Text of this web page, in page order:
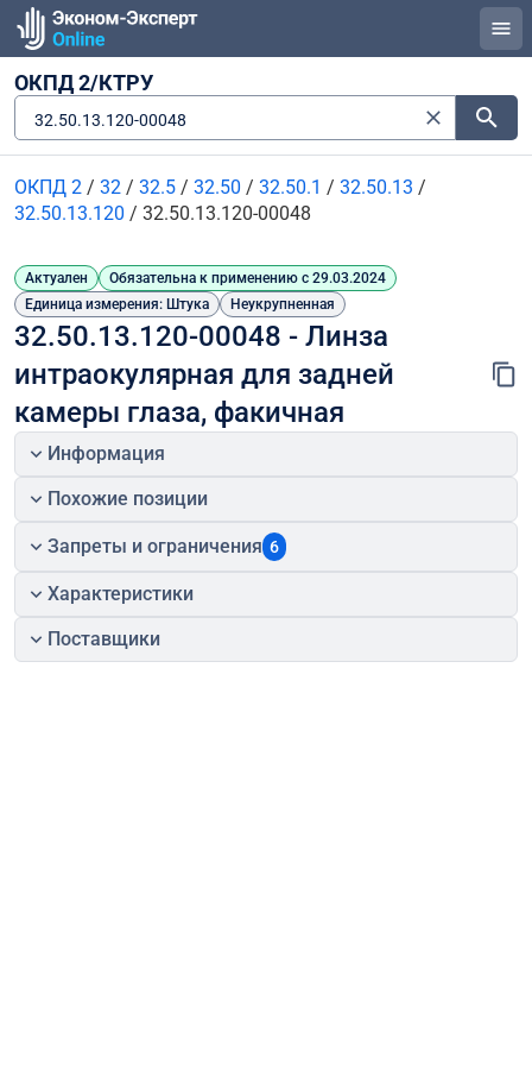
ОКПД 2/КТРУ
32.50.13.120-00048
ОКПД 2 / 32 / 32.5 / 32.50 / 32.50.1 / 32.50.13 /
32.50.13.120 / 32.50.13.120-00048
Актуален
Обязательна к применению с 29.03.2024
Единица измерения: Штука
Неукрупненная
32.50.13.120-00048 - Линза
интраокулярная для задней
камеры глаза, факичная
Информация
Похожие позиции
Запреты и ограничения 6
Характеристики
Поставщики